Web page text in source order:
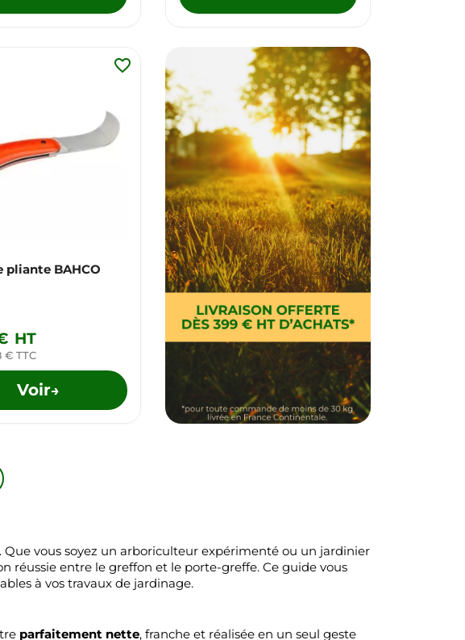
pliante BAHCO
HT
€ TTC
Voir→
favorite_border
vous soyez un arboriculteur expérimenté ou un jardinier
réussie entre le greffon et le porte-greffe. Ce guide vous
à vos travaux de jardinage.
parfaitement nette, franche et réalisée en un seul geste